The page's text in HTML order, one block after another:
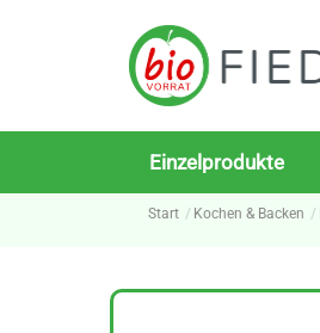
Einzelprodukte
Start Kochen & Backen